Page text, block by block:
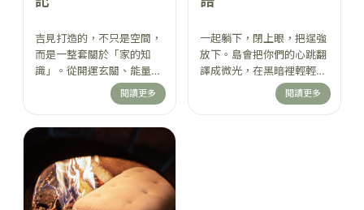
吉見打造的，不只是空間，
而是一整套關於「家的知
識」。從開運玄關、能量動
線，到療癒廚房與無光臥
室，每個設計背後，都藏著
節奏的研究。這不只是故
家變成能量場的知識文章
—— 讓你住得更穩，也睡
得更好。
閱讀更多
一起躺下，閉上眼，把逞強
放下。島會把你們的心跳翻
譯成微光，在黑暗裡輕輕流
動。不是宣示，是那句不用
說出口的「我在」。香氣慢
閱讀更多